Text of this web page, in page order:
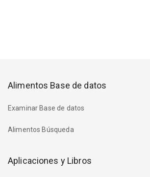
Alimentos Base de datos
Examinar Base de datos
Alimentos Búsqueda
Aplicaciones y Libros